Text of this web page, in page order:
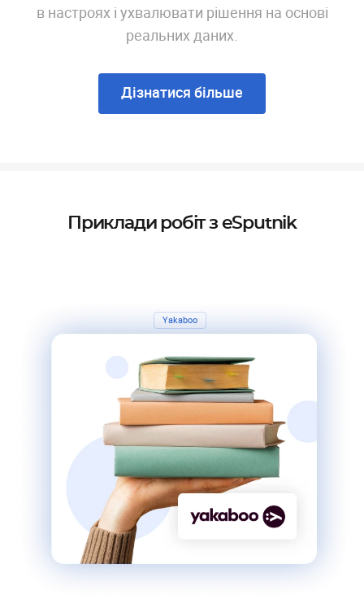
в настроях і ухвалювати рішення на основі
реальних даних.
Дізнатися більше
Приклади робіт з eSputnik
Yakaboo